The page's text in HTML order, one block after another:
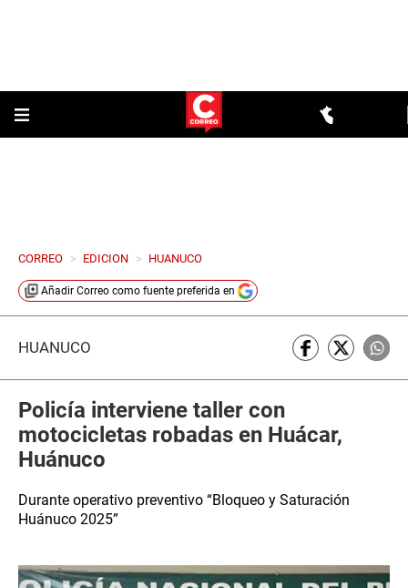
CORREO > EDICION > HUANUCO
Añadir Correo como fuente preferida en
HUÁNUCO
Policía interviene taller con
motocicletas robadas en Huácar,
Huánuco
Durante operativo preventivo “Bloqueo y Saturación
Huánuco 2025”